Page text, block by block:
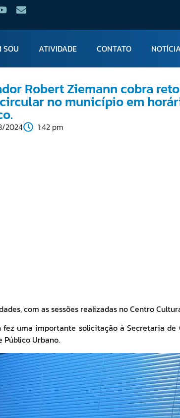
SOU ATIVIDADE CONTATO
Robert Ziemann cobra
circular no município em
2024 1:42 pm
com as sessões realizadas no Centro
uma importante solicitação à Secretaria de
Urbano.